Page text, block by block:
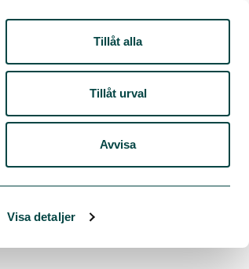
Visa detaljer
Tillåt alla
Tillåt urval
Avvisa